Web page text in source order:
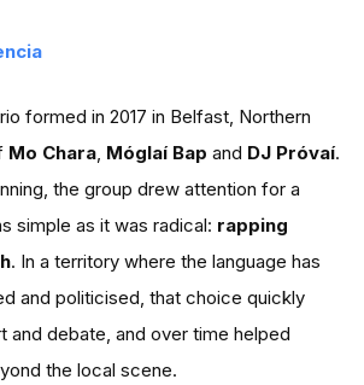
formed in 2017 in Belfast, Northern
Mo Chara, Móglaí Bap and DJ Próvaí.
the group drew attention for a
simple as it was radical: rapping
. In a territory where the language has
and politicised, that choice quickly
and debate, and over time helped
the local scene.